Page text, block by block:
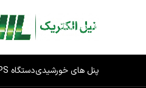
Skip to main content
پنل های خورشیدیدستگاه UPS